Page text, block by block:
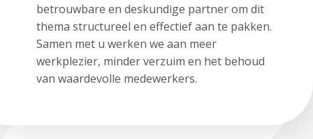
betrouwbare en deskundige partner om dit
thema structureel en effectief aan te pakken.
Samen met u werken we aan meer
werkplezier, minder verzuim en het behoud
van waardevolle medewerkers.